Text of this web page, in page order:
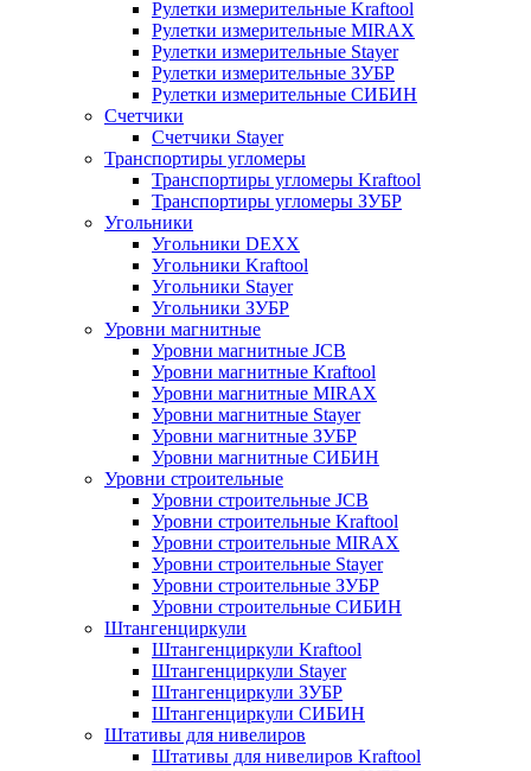
Рулетки измерительные Kraftool
Рулетки измерительные MIRAX
Рулетки измерительные Stayer
Рулетки измерительные ЗУБР
Рулетки измерительные СИБИН
Счетчики
Счетчики Stayer
Транспортиры угломеры
Транспортиры угломеры Kraftool
Транспортиры угломеры ЗУБР
Угольники
Угольники DEXX
Угольники Kraftool
Угольники Stayer
Угольники ЗУБР
Уровни магнитные
Уровни магнитные JCB
Уровни магнитные Kraftool
Уровни магнитные MIRAX
Уровни магнитные Stayer
Уровни магнитные ЗУБР
Уровни магнитные СИБИН
Уровни строительные
Уровни строительные JCB
Уровни строительные Kraftool
Уровни строительные MIRAX
Уровни строительные Stayer
Уровни строительные ЗУБР
Уровни строительные СИБИН
Штангенциркули
Штангенциркули Kraftool
Штангенциркули Stayer
Штангенциркули ЗУБР
Штангенциркули СИБИН
Штативы для нивелиров
Штативы для нивелиров Kraftool